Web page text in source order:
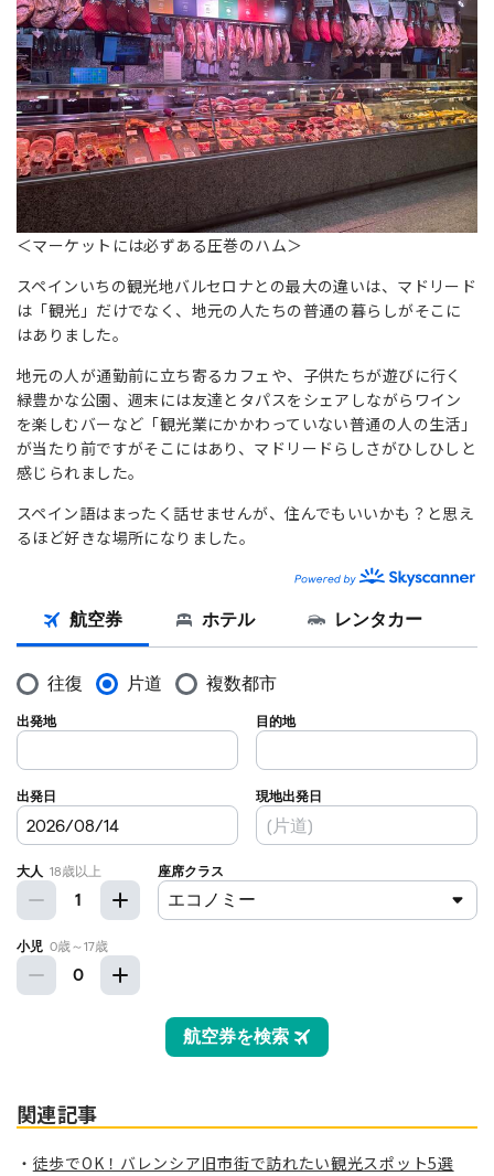
＜マーケットには必ずある圧巻のハム＞
スペインいちの観光地バルセロナとの最大の違いは、マドリード
は「観光」だけでなく、地元の人たちの普通の暮らしがそこに
はありました。
地元の人が通勤前に立ち寄るカフェや、子供たちが遊びに行く
緑豊かな公園、週末には友達とタパスをシェアしながらワイン
を楽しむバーなど「観光業にかかわっていない普通の人の生活」
が当たり前ですがそこにはあり、マドリードらしさがひしひしと
感じられました。
スペイン語はまったく話せませんが、住んでもいいかも？と思え
るほど好きな場所になりました。
関連記事
徒歩でOK！バレンシア旧市街で訪れたい観光スポット5選